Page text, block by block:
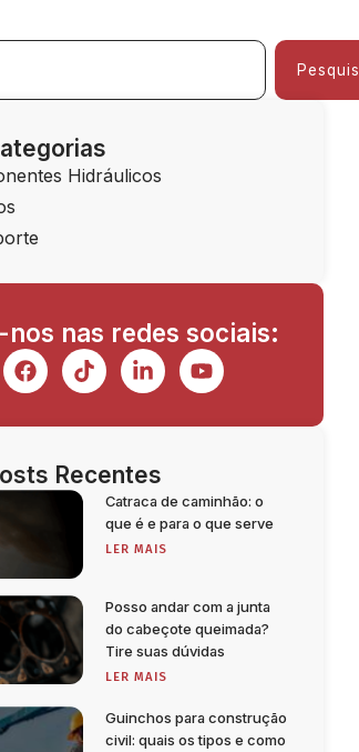
Hidráulicos
nos nas redes sociais:
Recentes
Catraca de caminhão: o
que é e para o que serve
LER MAIS
Posso andar com a junta
do cabeçote queimada?
Tire suas dúvidas
LER MAIS
Guinchos para construção
civil: quais os tipos e como